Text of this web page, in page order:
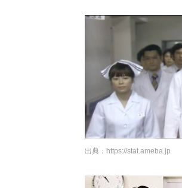
出典： https://stat.ameba.jp